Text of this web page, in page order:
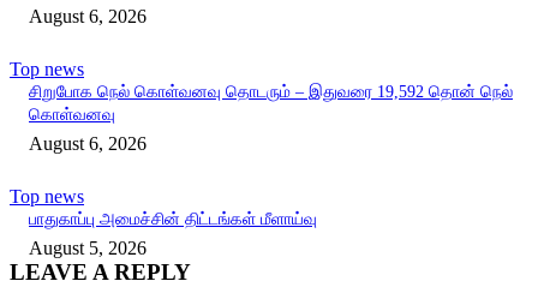
August 6, 2026
Top news
சிறுபோக நெல் கொள்வனவு தொடரும் – இதுவரை 19,592 தொன் நெல்
கொள்வனவு
August 6, 2026
Top news
பாதுகாப்பு அமைச்சின் திட்டங்கள் மீளாய்வு
August 5, 2026
LEAVE A REPLY